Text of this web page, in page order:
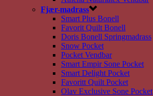
Fjær-madrass
Smart Plus Bonell
Favorit Quilt Bonell
Doris Bonell Springmadrass
Snow Pocket
Pocket Vendbar
Smart Empir Sone Pocket
Smart Delight Pocket
Favoritt Quilt Pocket
Olav Exclusive Sone Pocket